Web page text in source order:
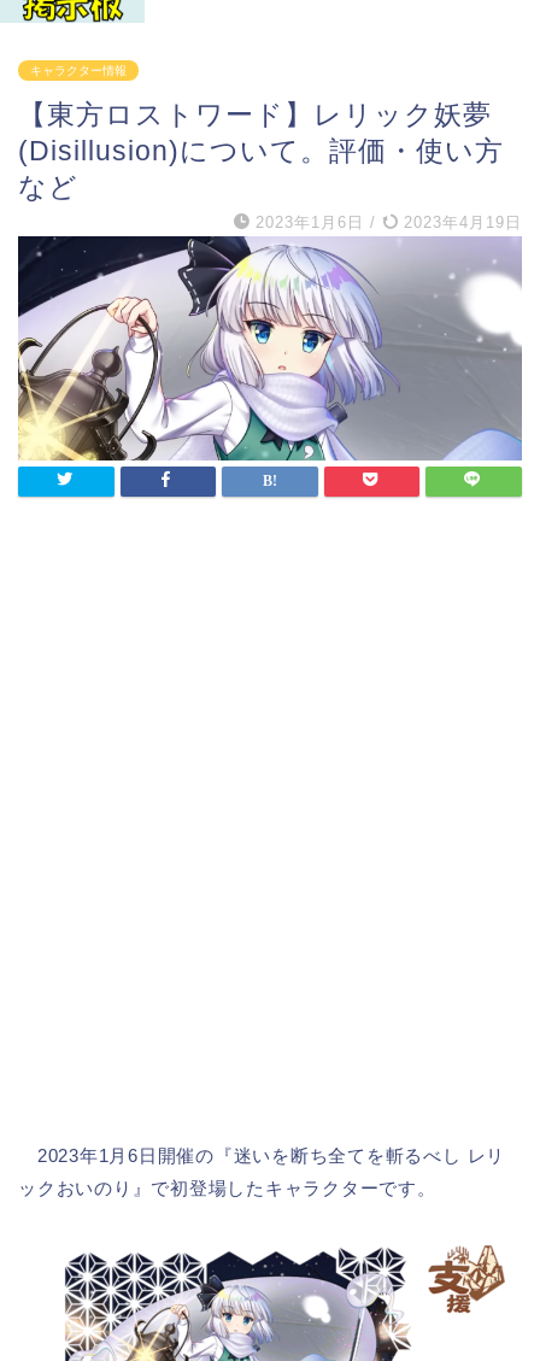
キャラクター情報
【東方ロストワード】レリック妖夢
(Disillusion)について。評価・使い方
など
2023年1月6日 / 2023年4月19日
2023年1月6日開催の『迷いを断ち全てを斬るべし レリ
ックおいのり』で初登場したキャラクターです。